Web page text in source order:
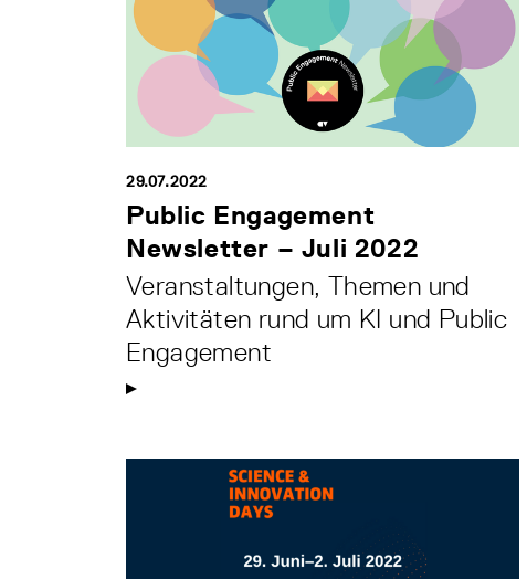
29.07.2022
Public Engagement
Newsletter – Juli 2022
Veranstaltungen, Themen und
Aktivitäten rund um KI und Public
Engagement